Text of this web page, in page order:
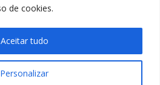
de cookies.
Personalizar
Aceitar tudo